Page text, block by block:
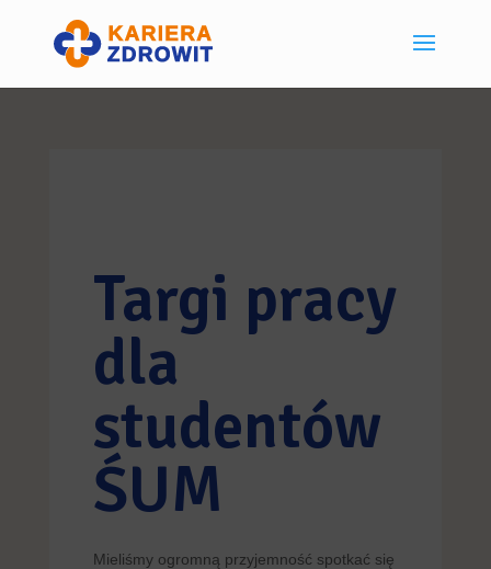
Targi pracy
dla
studentów
ŚUM
Mieliśmy ogromną przyjemność spotkać się